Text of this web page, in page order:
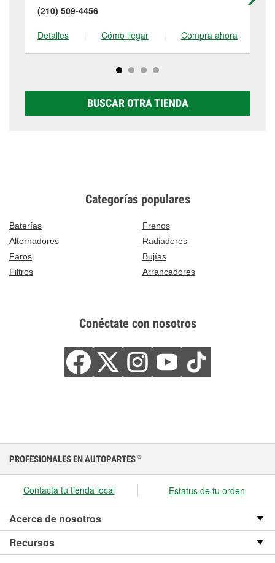
(210) 509-4456
Detalles
| Cómo llegar | Compra ahora
BUSCAR OTRA TIENDA
Categorías populares
Baterías
Frenos
Alternadores
Radiadores
Faros
Bujías
Filtros
Arrancadores
Conéctate con nosotros
PROFESIONALES EN AUTOPARTES ®
Contacta tu tienda local Estatus de tu orden
Acerca de nosotros
Recursos